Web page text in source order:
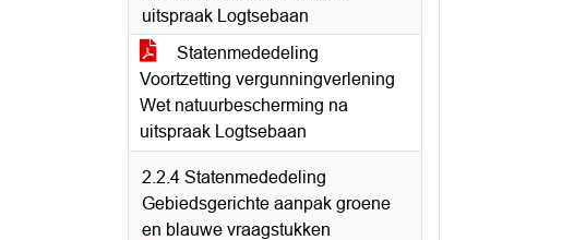
uitspraak Logtsebaan
Statenmededeling
Voortzetting vergunningverlening
Wet natuurbescherming na
uitspraak Logtsebaan
2.2.4 Statenmededeling
Gebiedsgerichte aanpak groene
en blauwe vraagstukken